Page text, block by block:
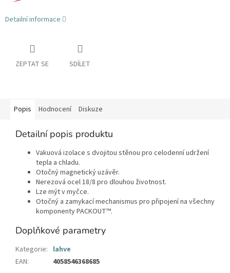
Detailní informace
ZEPTAT SE SDÍLET
Popis Hodnocení Diskuze
Detailní popis produktu
Vakuová izolace s dvojitou stěnou pro celodenní udržení
tepla a chladu.
Otočný magnetický uzávěr.
Nerezová ocel 18/8 pro dlouhou životnost.
Lze mýt v myčce.
Otočný a zamykací mechanismus pro připojení na všechny
komponenty PACKOUT™.
Doplňkové parametry
Kategorie: lahve
EAN: 4058546368685